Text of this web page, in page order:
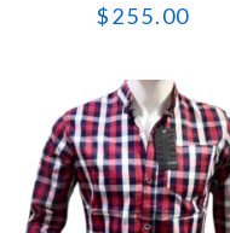
elegir
de
producto
$255.00